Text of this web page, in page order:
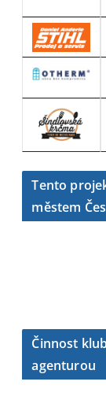
Tento
městem
Činnost
agenturou